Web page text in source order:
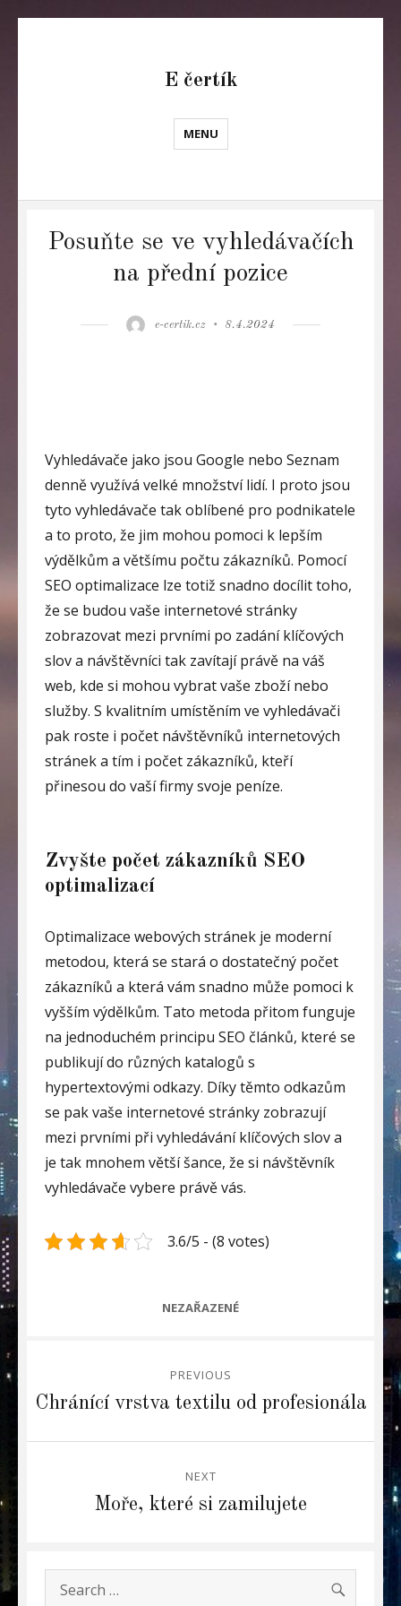
E čertík
MENU
Posuňte se ve vyhledávačích
na přední pozice
Author
e-certik.cz
Posted
8.4.2024
Vyhledávače jako jsou Google nebo Seznam
denně využívá velké množství lidí. I proto jsou
tyto vyhledávače tak oblíbené pro podnikatele
a to proto, že jim mohou pomoci k lepším
výdělkům a většímu počtu zákazníků. Pomocí
SEO optimalizace lze totiž snadno docílit toho,
že se budou vaše internetové stránky
zobrazovat mezi prvními po zadání klíčových
slov a návštěvníci tak zavítají právě na váš
web, kde si mohou vybrat vaše zboží nebo
služby. S kvalitním umístěním ve vyhledávači
pak roste i počet návštěvníků internetových
stránek a tím i počet zákazníků, kteří
přinesou do vaší firmy svoje peníze.
Zvyšte počet zákazníků SEO
optimalizací
Optimalizace webových stránek je moderní
metodou, která se stará o dostatečný počet
zákazníků a která vám snadno může pomoci k
vyšším výdělkům. Tato metoda přitom funguje
na jednoduchém principu SEO článků, které se
publikují do různých katalogů s
hypertextovými odkazy. Díky těmto odkazům
se pak vaše internetové stránky zobrazují
mezi prvními při vyhledávání klíčových slov a
je tak mnohem větší šance, že si návštěvník
vyhledávače vybere právě vás.
3.6/5 - (8 votes)
CATEGORIES
NEZAŘAZENÉ
pro
PREVIOUS
Previous
Chránící vrstva textilu od profesionála
NEXT
Moře, které si zamilujete
Search